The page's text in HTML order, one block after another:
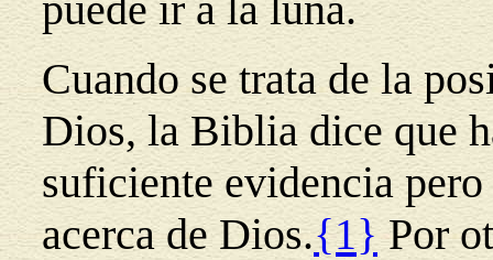
Cuando se trata de la
Dios, la Biblia dice que
suficiente evidencia
acerca de Dios.{1}Por